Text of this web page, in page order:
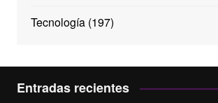
Tecnología(197)
Entradas recientes